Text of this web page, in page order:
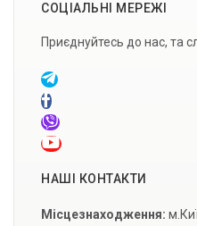
СОЦІАЛЬНІ МЕРЕЖІ
Приєднуйтесь до нас, та
НАШІ КОНТАКТИ
Місцезнаходження: